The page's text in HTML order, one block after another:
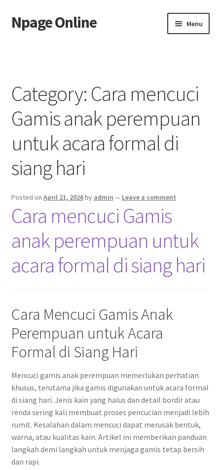
Skip
to
Skip
to
Npage Online Menu
Category: Cara mencuci
Gamis anak perempuan
untuk acara formal di
siang hari
Posted on April 21, 2026by admin — Leave a comment
Cara mencuci Gamis
anak perempuan untuk
acara formal di siang hari
Cara Mencuci Gamis Anak
Perempuan untuk Acara
Formal di Siang Hari
Mencuci gamis anak perempuan memerlukan perhatian
khusus, terutama jika gamis digunakan untuk acara formal
di siang hari. Jenis kain yang halus dan detail bordir atau
renda sering kali membuat proses pencucian menjadi lebih
rumit. Kesalahan dalam mencuci dapat merusak bentuk,
warna, atau kualitas kain. Artikel ini memberikan panduan
langkah demi langkah untuk menjaga gamis tetap bersih
dan rapi.